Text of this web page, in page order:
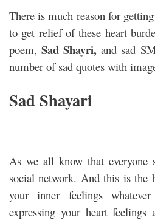
There is much reason for
to get relief of these heart
poem,Sad Shayri,and sad
number of sad quotes with
Sad Shayari
As we all know that
social network. And this is the
your inner feelings
expressing your heart